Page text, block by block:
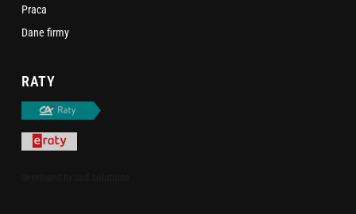
Praca
Dane firmy
RATY